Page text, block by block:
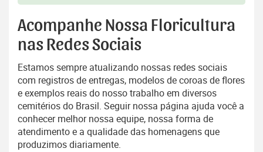
Acompanhe Nossa Floricultura
nas Redes Sociais
Estamos sempre atualizando nossas redes sociais
com registros de entregas, modelos de coroas de flores
e exemplos reais do nosso trabalho em diversos
cemitérios do Brasil. Seguir nossa página ajuda você a
conhecer melhor nossa equipe, nossa forma de
atendimento e a qualidade das homenagens que
produzimos diariamente.